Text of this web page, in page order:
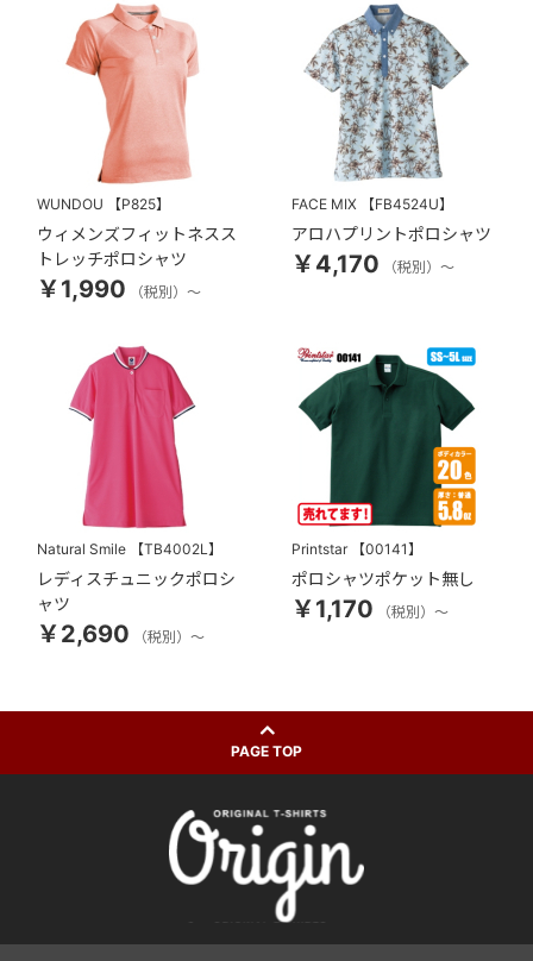
WUNDOU 【P825】
ウィメンズフィットネスス
トレッチポロシャツ
￥1,990 （税別）～
FACE MIX 【FB4524U】
アロハプリントポロシャツ
￥4,170 （税別）～
Natural Smile 【TB4002L】
レディスチュニックポロシ
ャツ
￥2,690 （税別）～
Printstar 【00141】
ポロシャツポケット無し
￥1,170 （税別）～
PAGE TOP